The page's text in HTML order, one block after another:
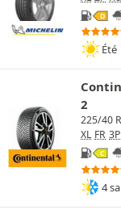
D
Été
2
225/40
XL FR
C
4